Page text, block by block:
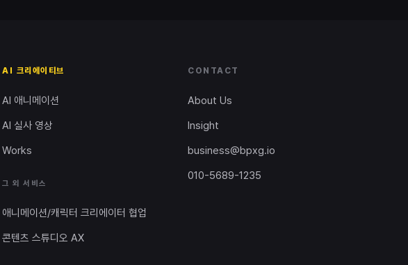
AI 크리에이티브
AI 애니메이션
AI 실사 영상
Works
그 외 서비스
애니메이션/캐릭터 크리에이터 협업
콘텐츠 스튜디오 AX
CONTACT
About Us
Insight
business@bpxg.io
010-5689-1235